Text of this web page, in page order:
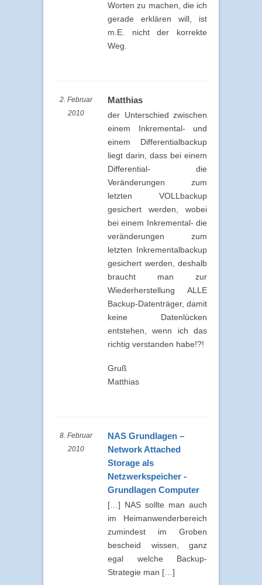
Worten zu machen, die ich
gerade erklären will, ist
m.E. nicht der korrekte
Weg.
2. Februar
2010
Matthias
der Unterschied zwischen
einem Inkremental- und
einem Differentialbackup
liegt darin, dass bei einem
Differential- die
Veränderungen zum
letzten VOLLbackup
gesichert werden, wobei
bei einem Inkremental- die
veränderungen zum
letzten Inkrementalbackup
gesichert werden, deshalb
braucht man zur
Wiederherstellung ALLE
Backup-Datenträger, damit
keine Datenlücken
entstehen, wenn ich das
richtig verstanden habe!?!
Gruß
Matthias
8. Februar
2010
NAS Grundlagen –
Network Attached
Storage als
Netzwerkspeicher -
Grundlagen Computer
[…] NAS sollte man auch
im Heimanwenderbereich
zumindest im Groben
bescheid wissen, ganz
egal welche Backup-
Strategie man […]